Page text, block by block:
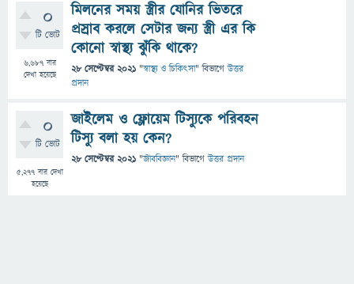
0
টি ভোট
6,687বার
দেখা হয়েছে
মিলনের সময় স্ত্রীর যোনির ভিতরে
প্রস্রাব করলে সেটার জন্য স্ত্রী এর কি
কোনো স্বাস্থ্য ঝুঁকি থাকে?
28 সেপ্টেম্বর 2021 "স্বাস্থ্য ও চিকিৎসা" বিভাগে উত্তর
প্রদান
0
টি ভোট
5,277বার দেখা
হয়েছে
জাইলেম ও ফ্লোয়েম টিস্যুকে পরিবহন
টিস্যু বলা হয় কেন?
28 সেপ্টেম্বর 2021 "জীববিজ্ঞান" বিভাগে উত্তর প্রদান